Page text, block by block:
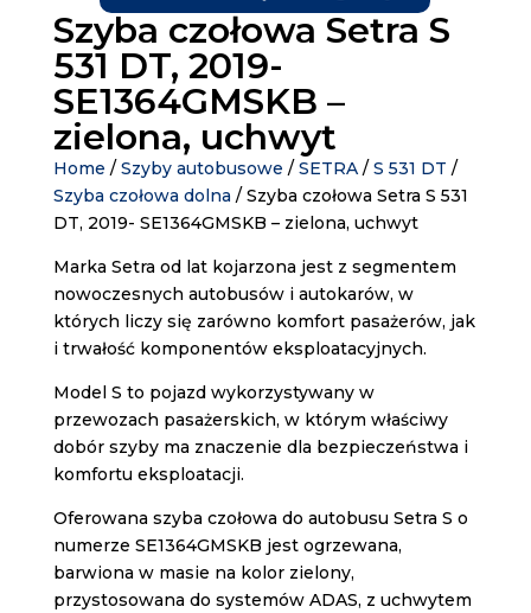
Szyba czołowa Setra S
531 DT, 2019-
SE1364GMSKB –
zielona, uchwyt
Home / Szyby autobusowe / SETRA/ S 531 DT /
Szyba czołowa dolna / Szyba czołowa Setra S 531
DT, 2019- SE1364GMSKB – zielona, uchwyt
Marka Setra od lat kojarzona jest z segmentem
nowoczesnych autobusów i autokarów, w
których liczy się zarówno komfort pasażerów, jak
i trwałość komponentów eksploatacyjnych.
Model S to pojazd wykorzystywany w
przewozach pasażerskich, w którym właściwy
dobór szyby ma znaczenie dla bezpieczeństwa i
komfortu eksploatacji.
Oferowana szyba czołowa do autobusu Setra S o
numerze SE1364GMSKB jest ogrzewana,
barwiona w masie na kolor zielony,
przystosowana do systemów ADAS, z uchwytem